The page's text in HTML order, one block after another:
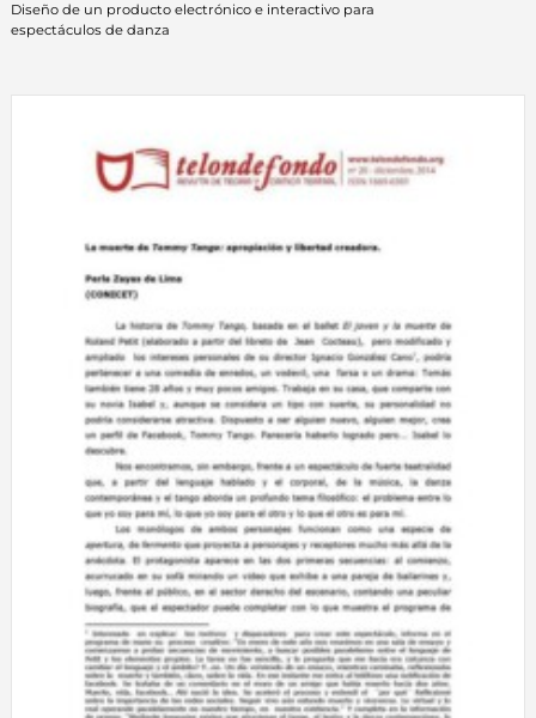
Diseño de un producto electrónico e interactivo para
espectáculos de danza